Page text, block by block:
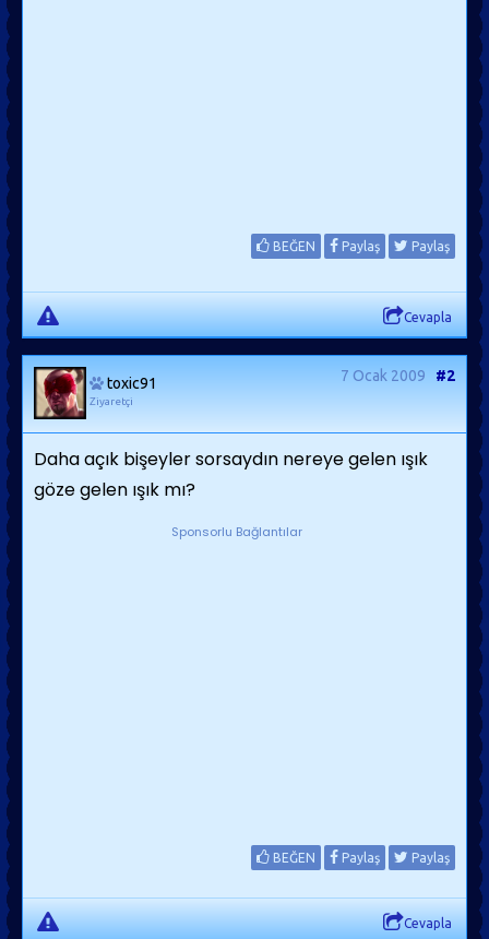
BEĞEN Paylaş Paylaş
Cevapla
toxic91
Ziyaretçi
7 Ocak 2009 #2
Daha açık bişeyler sorsaydın nereye gelen ışık
göze gelen ışık mı?
Sponsorlu Bağlantılar
BEĞEN Paylaş Paylaş
Cevapla